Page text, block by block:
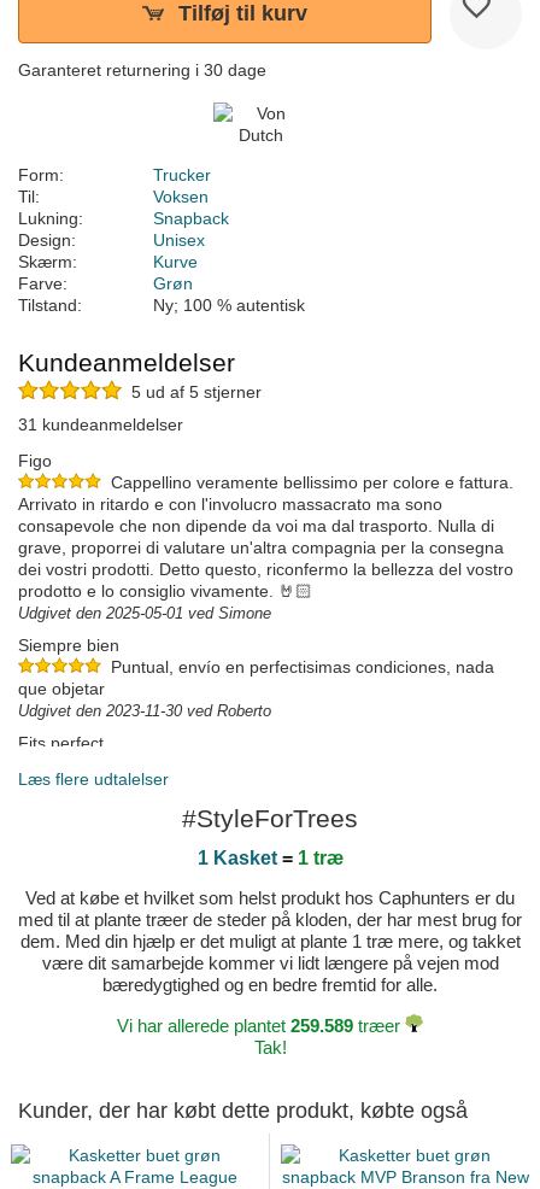
Tilføj til kurv
Garanteret returnering i 30 dage
Form:
Trucker
Til:
Voksen
Lukning:
Snapback
Design:
Unisex
Skærm:
Kurve
Farve:
Grøn
Tilstand:
Ny; 100 % autentisk
Kundeanmeldelser
5 ud af 5 stjerner
31 kundeanmeldelser
Figo
Cappellino veramente bellissimo per colore e fattura.
Arrivato in ritardo e con l'involucro massacrato ma sono
consapevole che non dipende da voi ma dal trasporto. Nulla di
grave, proporrei di valutare un'altra compagnia per la consegna
dei vostri prodotti. Detto questo, riconfermo la bellezza del vostro
prodotto e lo consiglio vivamente. 🤘🏻
Udgivet den 2025-05-01 ved Simone
Siempre bien
Puntual, envío en perfectisimas condiciones, nada
que objetar
Udgivet den 2023-11-30 ved Roberto
Fits perfect
Shipping is good considering mine dispatched from Spain.
Udgivet den 2023-03-30 ved Jonathon
Udgivet den 2023-03-09 ved Yon
Læs flere udtalelser
#StyleForTrees
1 Kasket= 1 træ
Ved at købe et hvilket som helst produkt hos Caphunters er du
med til at plante træer de steder på kloden, der har mest brug for
dem. Med din hjælp er det muligt at plante 1 træ mere, og takket
være dit samarbejde kommer vi lidt længere på vejen mod
bæredygtighed og en bedre fremtid for alle.
Vi har allerede plantet 259.589 træer
Tak!
Kunder, der har købt dette produkt, købte også